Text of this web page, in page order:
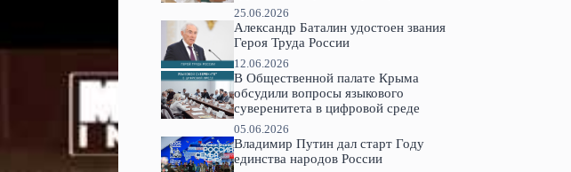
25.06.2026
Александр Баталин удостоен звания
Героя Труда России
12.06.2026
В Общественной палате Крыма
обсудили вопросы языкового
суверенитета в цифровой среде
05.06.2026
Владимир Путин дал старт Году
единства народов России